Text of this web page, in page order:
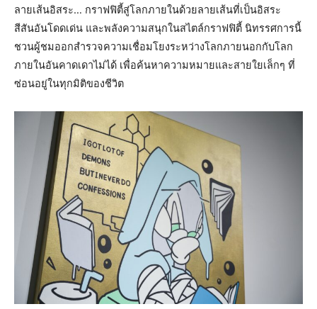
ลายเส้นอิสระ… กราฟฟิตี้สู่โลกภายในด้วยลายเส้นที่เป็นอิสระ
สีสันอันโดดเด่น และพลังความสนุกในสไตล์กราฟฟิตี้ นิทรรศการนี้
ชวนผู้ชมออกสำรวจความเชื่อมโยงระหว่างโลกภายนอกกับโลก
ภายในอันคาดเดาไม่ได้ เพื่อค้นหาความหมายและสายใยเล็กๆ ที่
ซ่อนอยู่ในทุกมิติของชีวิต